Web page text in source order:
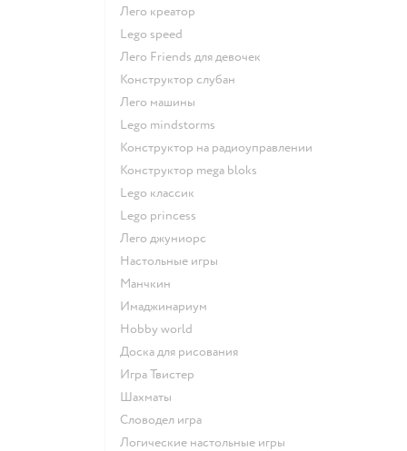
Лего креатор
Lego speed
Лего Friends для девочек
Конструктор слубан
Лего машины
Lego mindstorms
Конструктор на радиоуправлении
Конструктор mega bloks
Lego классик
Lego princess
Лего джуниорс
Настольные игры
Манчкин
Имаджинариум
Hobby world
Доска для рисования
Игра Твистер
Шахматы
Словодел игра
Логические настольные игры